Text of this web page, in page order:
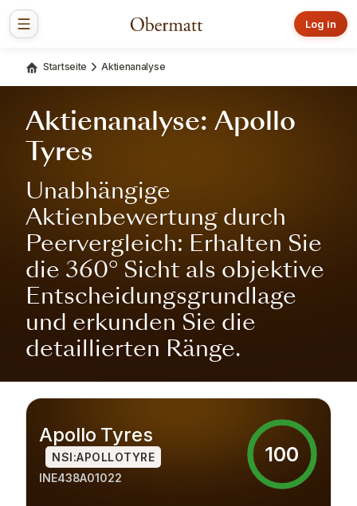
Log in
Startseite Aktienanalyse
Aktienanalyse: Apollo
Tyres
Unabhängige
Aktienbewertung durch
Peervergleich: Erhalten Sie
die 360° Sicht als objektive
Entscheidungsgrundlage
und erkunden Sie die
detaillierten Ränge.
Apollo Tyres
NSI:APOLLOTYRE
INE438A01022
100